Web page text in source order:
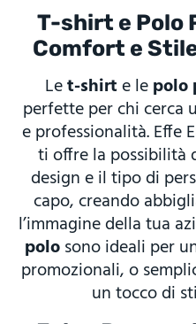
T-shirt e Polo
Comfort e
Let-shirte lepolo
perfette per chi cerca
e professionalità. Effe
ti offre la possibilità
design e il tipo di
capo, creando
l’immagine della tua
polosono ideali per
promozionali, o
un tocco di